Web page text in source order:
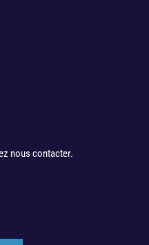
nous contacter.